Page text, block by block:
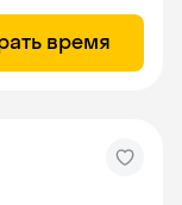
время